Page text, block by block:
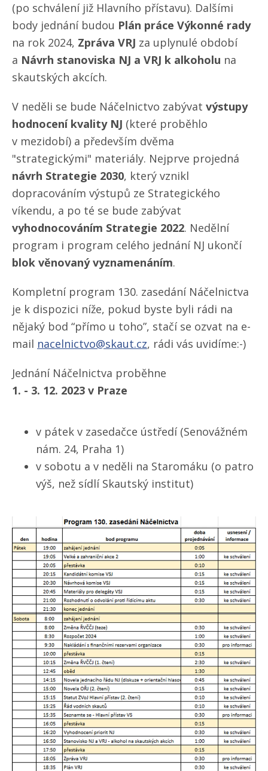
(po schválení již Hlavního přístavu). Dalšími
body jednání budou Plán práce Výkonné rady
na rok 2024, Zpráva VRJ za uplynulé období
a Návrh stanoviska NJ a VRJ k alkoholu na
skautských akcích.
V neděli se bude Náčelnictvo zabývat výstupy
hodnocení kvality NJ (které proběhlo
v mezidobí) a především dvěma
"strategickými" materiály. Nejprve projedná
návrh Strategie 2030, který vznikl
dopracováním výstupů ze Strategického
víkendu, a po té se bude zabývat
vyhodnocováním Strategie 2022. Nedělní
program i program celého jednání NJ ukončí
blok věnovaný vyznamenáním.
Kompletní program 130. zasedání Náčelnictva
je k dispozici níže, pokud byste byli rádi na
nějaký bod “přímo u toho”, stačí se ozvat na e-
mail nacelnictvo@skaut.cz, rádi vás uvidíme:-)
Jednání Náčelnictva proběhne
1. - 3. 12. 2023 v Praze
v pátek v zasedačce ústředí (Senovážném
nám. 24, Praha 1)
v sobotu a v neděli na Staromáku (o patro
výš, než sídlí Skautský institut)